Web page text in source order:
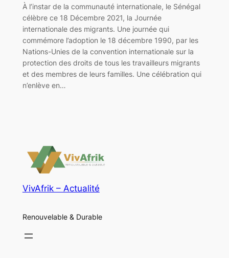
À l’instar de la communauté internationale, le Sénégal
célèbre ce 18 Décembre 2021, la Journée
internationale des migrants. Une journée qui
commémore l’adoption le 18 décembre 1990, par les
Nations-Unies de la convention internationale sur la
protection des droits de tous les travailleurs migrants
et des membres de leurs familles. Une célébration qui
n’enlève en…
VivAfrik – Actualité
Renouvelable & Durable